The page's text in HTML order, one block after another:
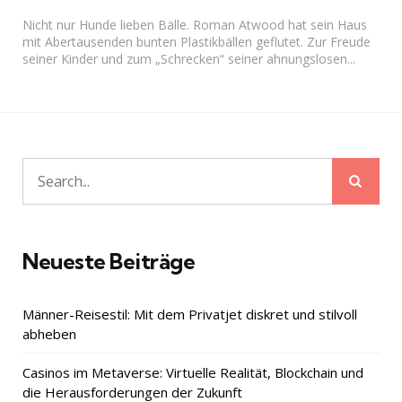
Nicht nur Hunde lieben Bälle. Roman Atwood hat sein Haus
mit Abertausenden bunten Plastikbällen geflutet. Zur Freude
seiner Kinder und zum „Schrecken“ seiner ahnungslosen...
Search
for:
Neueste Beiträge
Männer-Reisestil: Mit dem Privatjet diskret und stilvoll
abheben
Casinos im Metaverse: Virtuelle Realität, Blockchain und
die Herausforderungen der Zukunft